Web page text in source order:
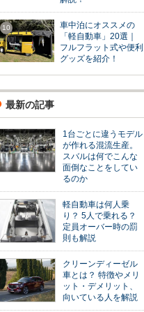
10
車中泊にオススメの
「軽自動車」20選｜
フルフラット式や便利
グッズを紹介！
最新の記事
1台ごとに違うモデル
が作れる混流生産。
スバルは何でこんな
面倒なことをしてい
るのか
軽自動車は何人乗
り？ 5人で乗れる？
定員オーバー時の罰
則も解説
クリーンディーゼル
車とは？ 特徴やメリ
ット・デメリット、
向いている人を解説